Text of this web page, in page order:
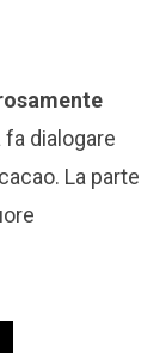
fa dialogare
La parte